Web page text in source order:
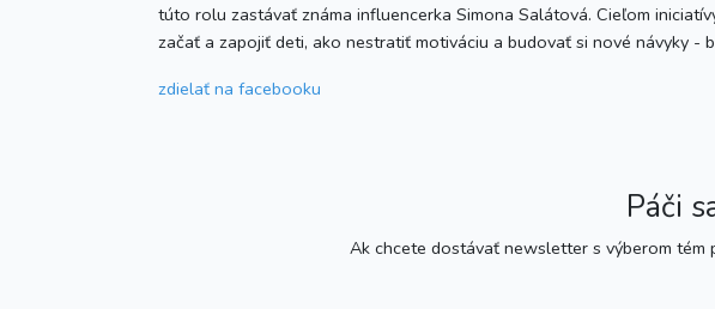
túto rolu zastávať známa influencerka Simona Salátová. Cieľom
začať a zapojiť deti, ako nestratiť motiváciu a budovať si nové návyky -
zdielať na facebooku
Páči
Ak chcete dostávať newsletter s výberom tém